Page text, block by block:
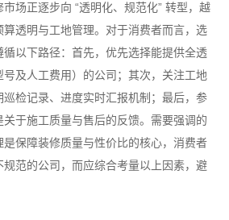
场正逐步向 “透明化、规范化” 转型，越
透明与工地管理。对于消费者而言，选
以下路径：首先，优先选择能提供全透
及人工费用）的公司；其次，关注工地
检记录、进度实时汇报机制；最后，参
于施工质量与售后的反馈。需要强调的
保障装修质量与性价比的核心，消费者
范的公司，而应综合考量以上因素，避